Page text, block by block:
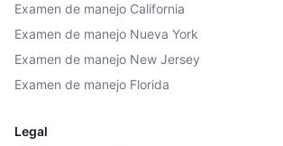
Examen de manejo California
Examen de manejo Nueva York
Examen de manejo New Jersey
Examen de manejo Florida
Legal